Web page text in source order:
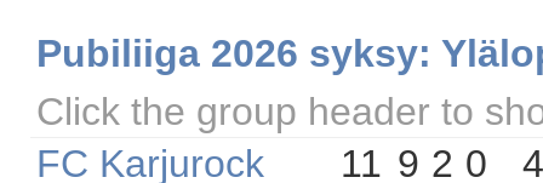
Pubiliiga 2026 syksy:
Click the group header to
FC Karjurock
11 9 2 0